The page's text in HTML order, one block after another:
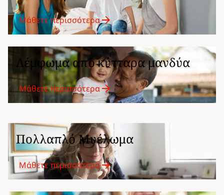
Μάθετε περισσότερα
Λέμφωμα από κύτταρα μανδύα
Μάθετε περισσότερα
Πολλαπλό Μυέλωμα
Μάθετε περισσότερα